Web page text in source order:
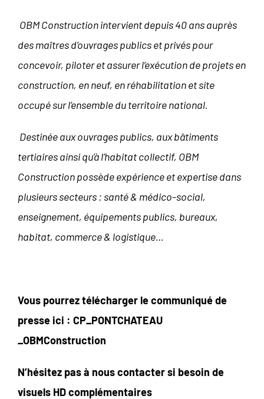
OBM Construction intervient depuis 40 ans auprès
des maîtres d’ouvrages publics et privés pour
concevoir, piloter et assurer l’exécution de projets en
construction, en neuf, en réhabilitation et site
occupé sur l’ensemble du territoire national.
Destinée aux ouvrages publics, aux bâtiments
tertiaires ainsi qu’à l’habitat collectif, OBM
Construction possède expérience et expertise dans
plusieurs secteurs : santé & médico-social,
enseignement, équipements publics, bureaux,
habitat, commerce & logistique…
Vous pourrez télécharger le communiqué de
presse ici : CP_PONTCHATEAU
_OBMConstruction
N’hésitez pas à nous contacter si besoin de
visuels HD complémentaires